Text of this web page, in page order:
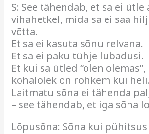
S: See tähendab, et sa ei ütle
vihahetkel, mida sa ei saa
võtta.
Et sa ei kasuta sõnu relvana.
Et sa ei paku tühje lubadusi.
Et kui sa ütled “olen olemas”,
kohalolek on rohkem kui heli.
Laitmatu sõna ei tähenda
– see tähendab, et iga sõna
Lõpusõna: Sõna kui pühitsus